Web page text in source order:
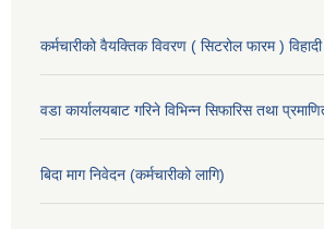
कर्मचारीको वैयक्तिक विवरण ( सिटरोल फारम ) विहादी
वडा कार्यालयबाट गरिने विभिन्न सिफारिस तथा
बिदा माग निवेदन (कर्मचारीको लागि)